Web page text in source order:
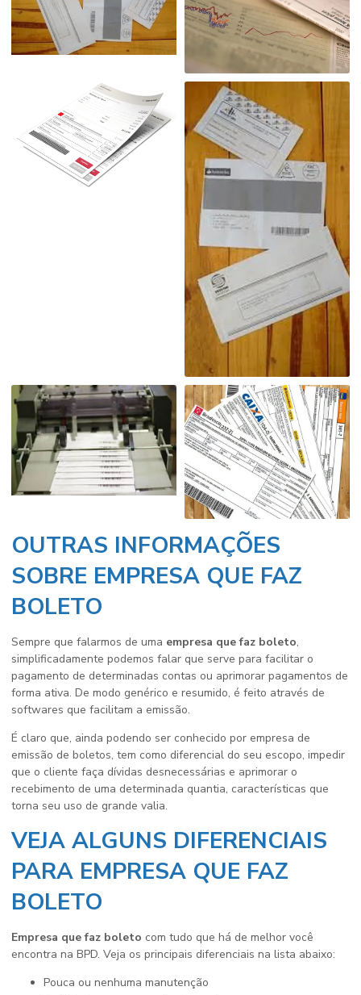
OUTRAS INFORMAÇÕES
SOBRE EMPRESA QUE FAZ
BOLETO
Sempre que falarmos de uma empresa que faz boleto,
simplificadamente podemos falar que serve para facilitar o
pagamento de determinadas contas ou aprimorar pagamentos de
forma ativa. De modo genérico e resumido, é feito através de
softwares que facilitam a emissão.
É claro que, ainda podendo ser conhecido por empresa de
emissão de boletos, tem como diferencial do seu escopo, impedir
que o cliente faça dívidas desnecessárias e aprimorar o
recebimento de uma determinada quantia, características que
torna seu uso de grande valia.
VEJA ALGUNS DIFERENCIAIS
PARA EMPRESA QUE FAZ
BOLETO
Empresa que faz boleto com tudo que há de melhor você
encontra na BPD. Veja os principais diferenciais na lista abaixo:
pouca ou nenhuma manutenção